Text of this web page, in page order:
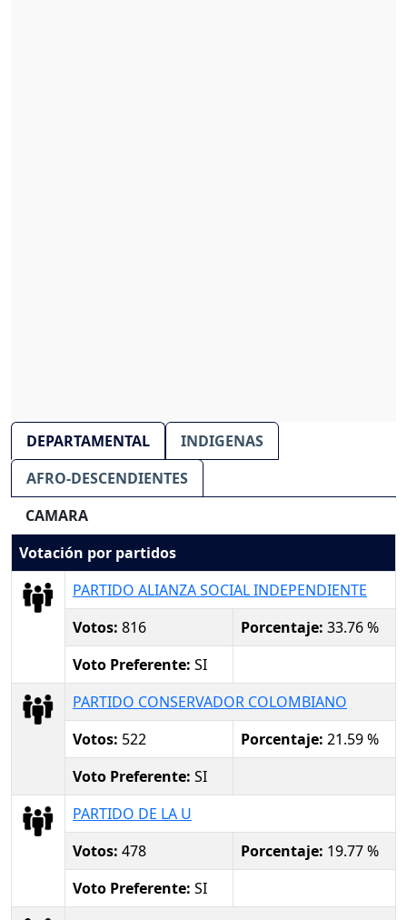
DEPARTAMENTAL
INDIGENAS
AFRO-DESCENDIENTES
CAMARA
Votación por partidos
PARTIDO ALIANZA SOCIAL INDEPENDIENTE
Votos: 816 Porcentaje: 33.76 %
Voto Preferente: SI
PARTIDO CONSERVADOR COLOMBIANO
Votos: 522 Porcentaje: 21.59 %
Voto Preferente: SI
PARTIDO DE LA U
Votos: 478 Porcentaje: 19.77 %
Voto Preferente: SI